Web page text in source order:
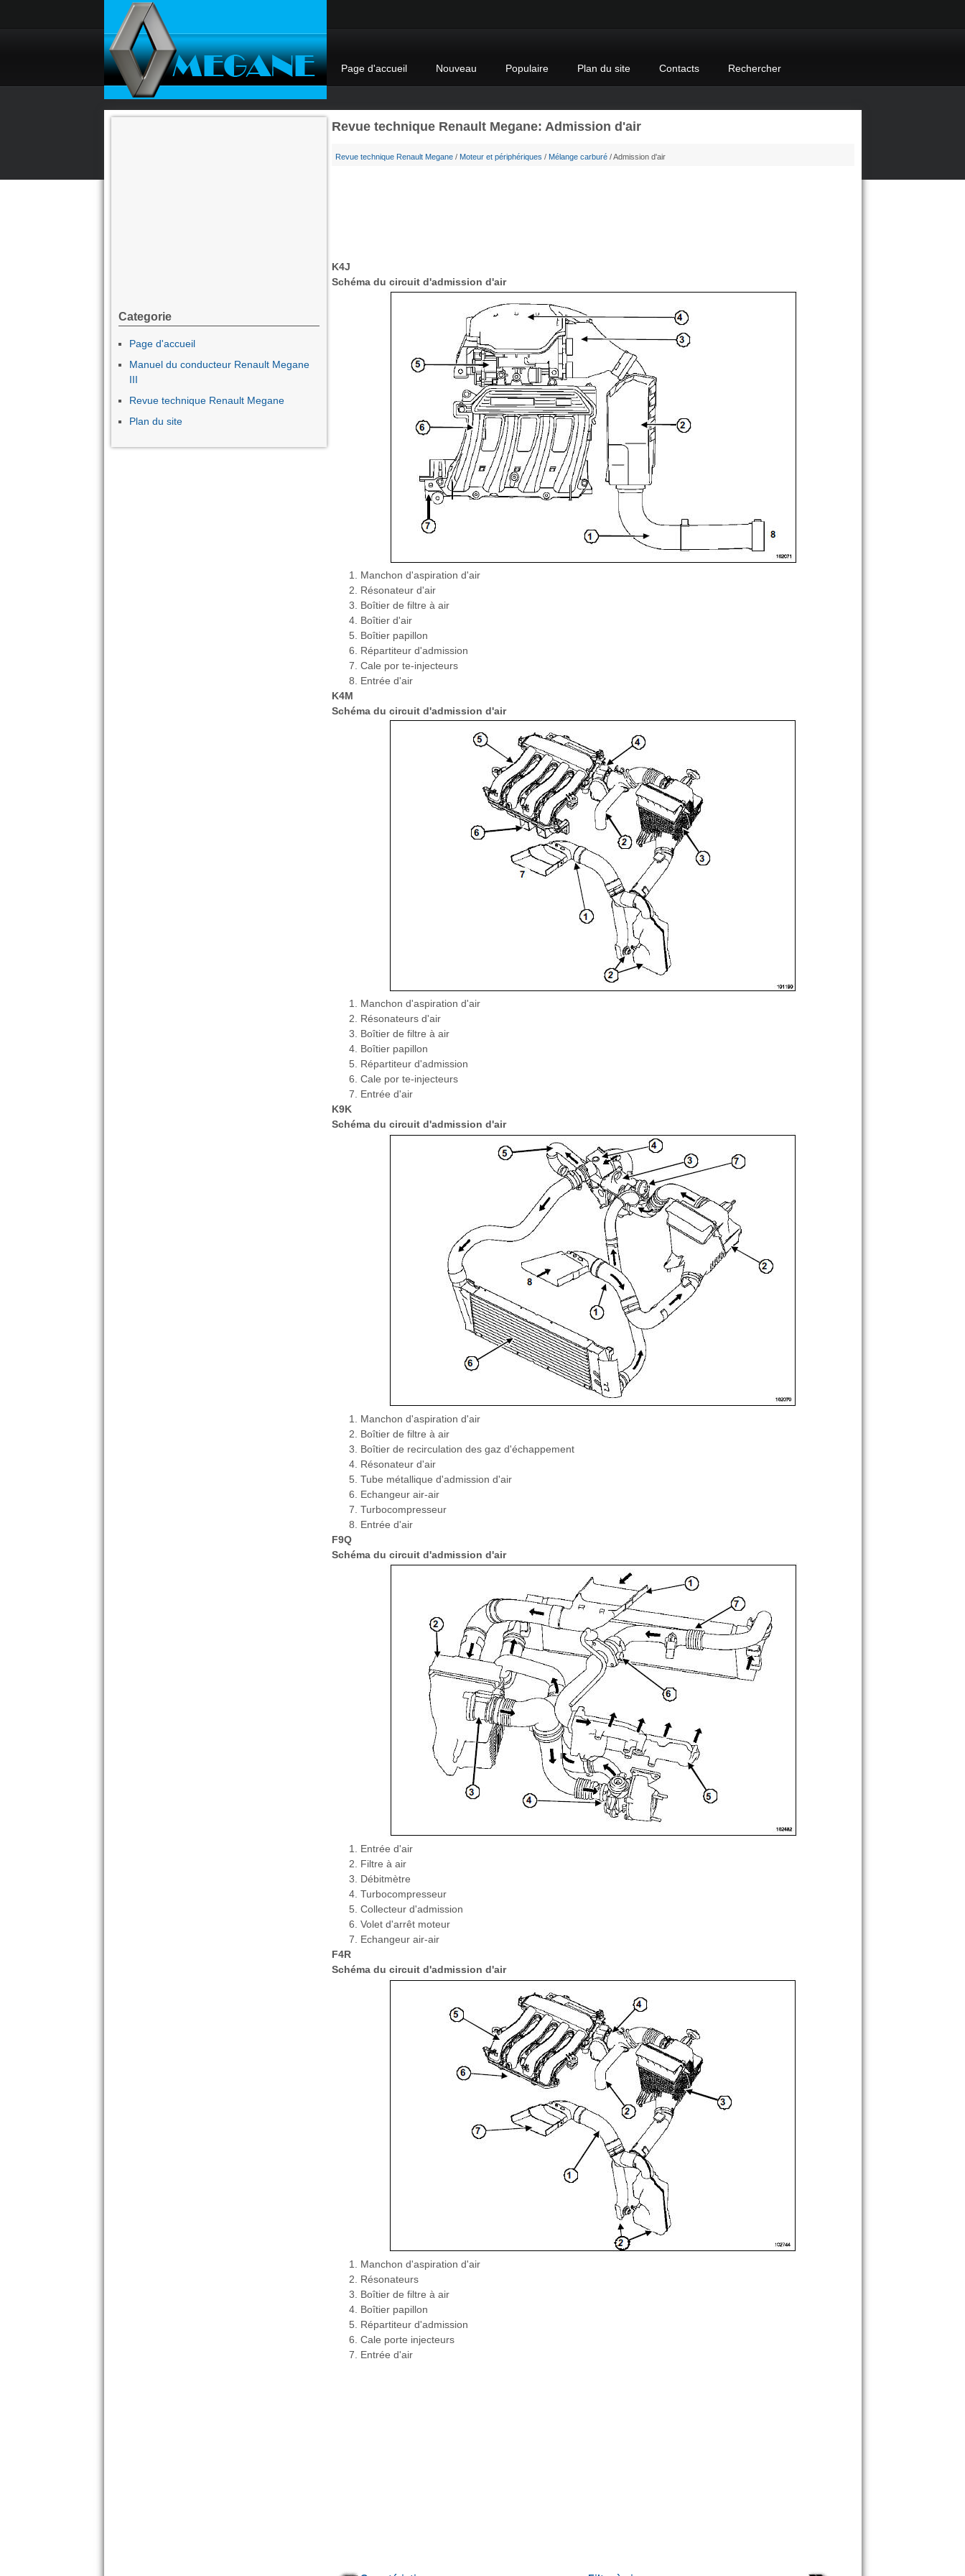
Page d'accueil Nouveau Populaire Plan du site Contacts Rechercher
Revue technique Renault Megane: Admission d'air
Revue technique Renault Megane/ Moteur et périphériques / Mélange carburé/ Admission d'air
K4J
Schéma du circuit d'admission d'air
Manchon d'aspiration d'air
Résonateur d'air
Boîtier de filtre à air
Boîtier d'air
Boîtier papillon
Répartiteur d'admission
Cale por te-injecteurs
Entrée d'air
K4M
Schéma du circuit d'admission d'air
Manchon d'aspiration d'air
Résonateurs d'air
Boîtier de filtre à air
Boîtier papillon
Répartiteur d'admission
Cale por te-injecteurs
Entrée d'air
K9K
Schéma du circuit d'admission d'air
Manchon d'aspiration d'air
Boîtier de filtre à air
Boîtier de recirculation des gaz d'échappement
Résonateur d'air
Tube métallique d'admission d'air
Echangeur air-air
Turbocompresseur
Entrée d'air
F9Q
Schéma du circuit d'admission d'air
Entrée d'air
Filtre à air
Débitmètre
Turbocompresseur
Collecteur d'admission
Volet d'arrêt moteur
Echangeur air-air
F4R
Schéma du circuit d'admission d'air
Manchon d'aspiration d'air
Résonateurs
Boîtier de filtre à air
Boîtier papillon
Répartiteur d'admission
Cale porte injecteurs
Entrée d'air
Categorie
Page d'accueil
Manuel du conducteur Renault Megane
III
Revue technique Renault Megane
Plan du site